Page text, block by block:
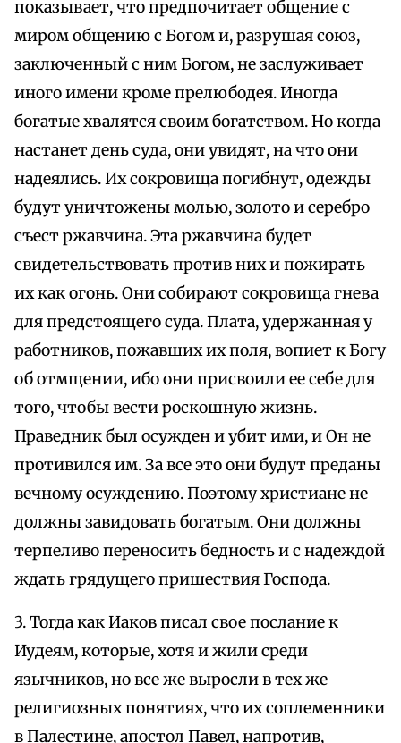
показывает, что предпочитает общение с
миром общению с Богом и, разрушая союз,
заключенный с ним Богом, не заслуживает
иного имени кроме прелюбодея. Иногда
богатые хвалятся своим богатством. Но когда
настанет день суда, они увидят, на что они
надеялись. Их сокровища погибнут, одежды
будут уничтожены молью, золото и серебро
съест ржавчина. Эта ржавчина будет
свидетельствовать против них и пожирать
их как огонь. Они собирают сокровища гнева
для предстоящего суда. Плата, удержанная у
работников, пожавших их поля, вопиет к Богу
об отмщении, ибо они присвоили ее себе для
того, чтобы вести роскошную жизнь.
Праведник был осужден и убит ими, и Он не
противился им. За все это они будут преданы
вечному осуждению. Поэтому христиане не
должны завидовать богатым. Они должны
терпеливо переносить бедность и с надеждой
ждать грядущего пришествия Господа.
3. Тогда как Иаков писал свое послание к
Иудеям, которые, хотя и жили среди
язычников, но все же выросли в тех же
религиозных понятиях, что их соплеменники
в Палестине, апостол Павел, напротив,